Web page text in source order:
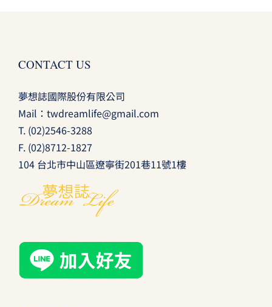
CONTACT US
夢想誌國際股份有限公司
Mail： twdreamlife@gmail.com
T. (02)2546-3288
F. (02)8712-1827
104 台北市中山區遼寧街201巷11號1樓